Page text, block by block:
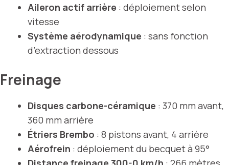
Aileron actif arrière : déploiement selon
vitesse
Système aérodynamique : sans fonction
d’extraction dessous
Freinage
Disques carbone-céramique : 370 mm avant,
360 mm arrière
Étriers Brembo : 8 pistons avant, 4 arrière
Aérofrein : déploiement du becquet à 95°